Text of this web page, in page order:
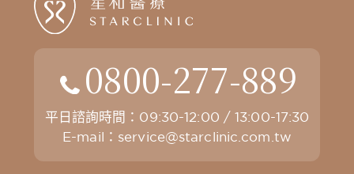
0800-277-889
平日諮詢時間：09:30-12:00 / 13:00-17:30
E-mail： service@starclinic.com.tw